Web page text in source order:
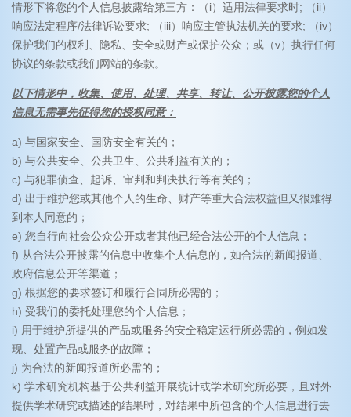
情形下将您的个人信息披露给第三方：（i）适用法律要求时; （ii）
响应法定程序/法律诉讼要求; （iii）响应主管执法机关的要求; （iv）
保护我们的权利、隐私、安全或财产或保护公众；或（v）执行任何
协议的条款或我们网站的条款。
以下情形中，收集、使用、处理、共享、转让、公开披露您的个人
信息无需事先征得您的授权同意：
a) 与国家安全、国防安全有关的；
b) 与公共安全、公共卫生、公共利益有关的；
c) 与犯罪侦查、起诉、审判和判决执行等有关的；
d) 出于维护您或其他个人的生命、财产等重大合法权益但又很难得
到本人同意的；
e) 您自行向社会公众公开或者其他已经合法公开的个人信息；
f) 从合法公开披露的信息中收集个人信息的，如合法的新闻报道、
政府信息公开等渠道；
g) 根据您的要求签订和履行合同所必需的；
h) 受我们的委托处理您的个人信息；
i) 用于维护所提供的产品或服务的安全稳定运行所必需的，例如发
现、处置产品或服务的故障；
j) 为合法的新闻报道所必需的；
k) 学术研究机构基于公共利益开展统计或学术研究所必要，且对外
提供学术研究或描述的结果时，对结果中所包含的个人信息进行去